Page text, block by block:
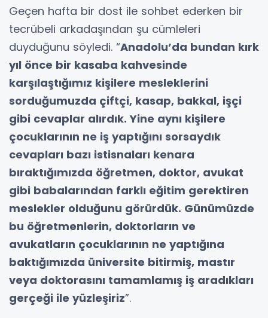
Geçen hafta bir dost ile sohbet ederken bir
tecrübeli arkadaşından şu cümleleri
duyduğunu söyledi. “Anadolu’da bundan kırk
yıl önce bir kasaba kahvesinde
karşılaştığımız kişilere mesleklerini
sorduğumuzda çiftçi, kasap, bakkal, işçi
gibi cevaplar alırdık. Yine aynı kişilere
çocuklarının ne iş yaptığını sorsaydık
cevapları bazı istisnaları kenara
bıraktığımızda öğretmen, doktor, avukat
gibi babalarından farklı eğitim gerektiren
meslekler olduğunu görürdük. Günümüzde
bu öğretmenlerin, doktorların ve
avukatların çocuklarının ne yaptığına
baktığımızda üniversite bitirmiş, mastır
veya doktorasını tamamlamış iş aradıkları
gerçeği ile yüzleşiriz”.